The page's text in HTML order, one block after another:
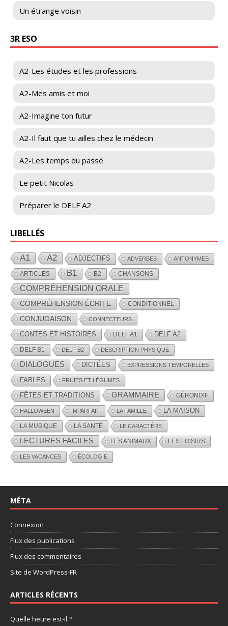
Un étrange voisin
3R ESO
A2-Les études et les professions
A2-Mes amis et moi
A2-Imagine ton futur
A2-Il faut que tu ailles chez le médecin
A2-Les temps du passé
Le petit Nicolas
Préparer le DELF A2
LIBELLÉS
A1 A2 ADJECTIFS ADVERBES ANTONYMES
ARTICLES B1 B2 CHANSONS
COMPRÉHENSION ORALE
COMPRÉHENSION ÉCRITE CONDITIONNEL
CONJUGAISON CONNECTEURS
CONTES ET HISTOIRES DELF A1 DELF A2
DELF B1 DELF B2 DESCRIPTION PHYSIQUE
DIALOGUES DICTÉES EXPRESSIONS TEMPORELLES
FABLES FRUITS ET LÉGUMES
FÊTES ET TRADITIONS GRAMMAIRE GÉRONDIF
HALLOWEEN IMPARFAIT LA FAMILLE LA MAISON
LA MUSIQUE LA SANTÉ LE CARACTÈRE
LECTURES FACILES LES ANIMAUX LES LOISIRS
LES VACANCES ÉCOLOGIE
MÉTA
Connexion
Flux des publications
Flux des commentaires
Site de WordPress-FR
ARTICLES RÉCENTS
Quelle heure est-il ?